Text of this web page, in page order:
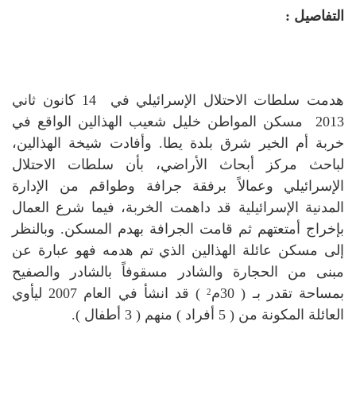
التفاصيل :
هدمت سلطات الاحتلال الإسرائيلي في 14 كانون ثاني
2013 مسكن المواطن خليل شعيب الهذالين الواقع في
خربة أم الخير شرق بلدة يطا. وأفادت شيخة الهذالين،
لباحث مركز أبحاث الأراضي، بأن سلطات الاحتلال
الإسرائيلي وعمالاً برفقة جرافة وطواقم من الإدارة
المدنية الإسرائيلية قد داهمت الخربة، فيما شرع العمال
بإخراج أمتعتهم ثم قامت الجرافة بهدم المسكن. وبالنظر
إلى مسكن عائلة الهذالين الذي تم هدمه فهو عبارة عن
مبنى من الحجارة والشادر مسقوفاً بالشادر والصفيح
بمساحة تقدر بـ ( 30م
2
) قد انشأ في العام 2007 ليأوي
العائلة المكونة من ( 5 أفراد ) منهم ( 3 أطفال ).